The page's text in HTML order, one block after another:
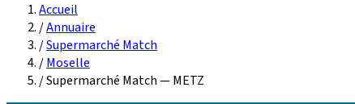
Accueil
/Annuaire
/Supermarché Match
/Moselle
/Supermarché Match — METZ